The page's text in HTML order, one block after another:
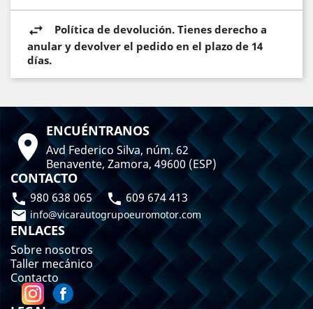
Política de devolución. Tienes derecho a
anular y devolver el pedido en el plazo de 14
días.
 ENCUÉNTRANOS
Avd Federico Silva, núm. 62
Benavente, Zamora, 49600 (ESP)
CONTACTO
980 638 065  609 674 413
 info@vicarautogrupoeuromotor.com
ENLACES
Sobre nosotros
Taller mecánico
Contacto